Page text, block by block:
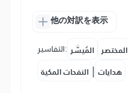
他の対訳を表示
التفاسير: المُيسَّر المختصر
النفحات المكية | هدايات